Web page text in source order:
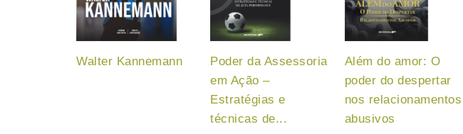
Walter Kannemann
Poder da Assessoria
em Ação –
Estratégias e
técnicas de...
Além do amor: O
poder do despertar
nos relacionamentos
abusivos